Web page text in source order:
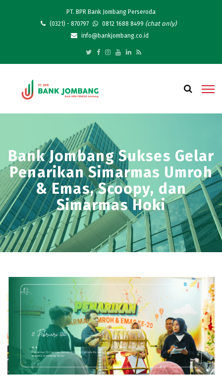
PT. BPR Bank Jombang Perseroda
(0321) - 870797
0812 1688 8499 (chat only)
info@bankjombang.co.id
Bank Jombang Sukses Gelar
Penarikan Simarmas Umroh
& Emas, Scoopy, dan
Simarmas Hoki